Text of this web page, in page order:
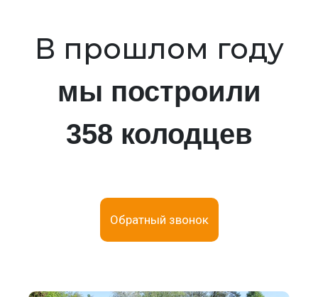
В прошлом году
мы построили
358 колодцев
Обратный звонок